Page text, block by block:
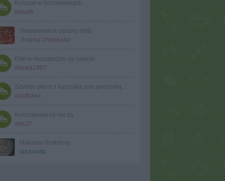
Kurczak w brzoskwiniach
kkaattii
Niesamowicie pyszny drób
Justyna Urtnowska
Filet w musztardzie na sałacie
illonka1987
abidkowa
Kurczakowe co nie co
eve20
Makaron Rodzinny
latraviatta